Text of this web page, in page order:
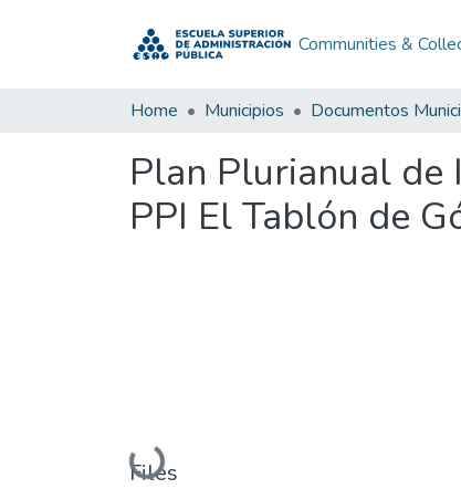
Communities &
Home Municipios Documentos
Plan Plurianual de
PPI El Tablón de
Loading...
Files